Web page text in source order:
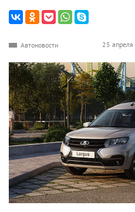
Автоновости 25